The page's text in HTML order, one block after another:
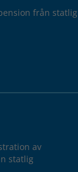
från statlig
av
statlig